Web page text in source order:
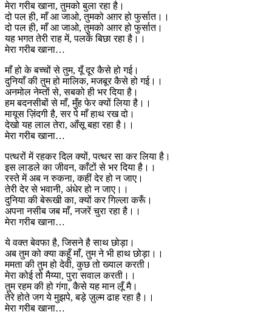
मेरा गरीब खाना, तुमको बुला रहा है।
दो पल ही, माँ आ जाओ, तुमको अग़र हो फुर्सात।।
दो पल ही, माँ आ जाओ, तुमको अग़र हो फुर्सात।
यह भगत तेरी राह में, पलकें बिछा रहा है।।
मेरा गरीब खाना…
माँ हो के बच्चों से तुम, यूँ दूर कैसे हो गई।
दुनियाँ की तुम हो मालिक, मजबूर कैसे हो गई।।
अनमोल नेम्तों से, सबको ही भर दिया है।
हम बदनसीबों से माँ, मुँह फेर क्यों लिया है।।
मायूस ज़िंदगी है, सर पे माँ हाथ रख दो।
देखो यह लाल तेरा, आँसू बहा रहा है।।
मेरा गरीब खाना…
पत्थरों में रहकर दिल क्यों, पत्थर सा कर लिया है।
इस लाडले का जीवन, काँटों से भर दिया है।।
रस्ते में अब न रुकना, कहीं देर हो न जाए।
तेरी देर से भवानी, अंधेर हो न जाए।।
दुनिया की बेरूखी का, क्यों कर गिल्ला करूँ।
अपना नसीब जब माँ, नजरें चुरा रहा है।।
मेरा गरीब खाना…
ये वक्त बेवफा है, जिसने है साथ छोड़ा।
अब तुम को क्या कहूँ माँ, तुम ने भी हाथ छोड़ा।।
ममता की तुम हो देवी, कुछ तो ख्याल करती।
मेरा कोई तो मैय्या, पुरा सवाल करती।।
तुम रहम की हो गंगा, कैसे यह मान लूँ मै।
तेरे होते जग ये मुझपे, बड़े ज़ुल्म ढाह रहा है।।
मेरा गरीब खाना…